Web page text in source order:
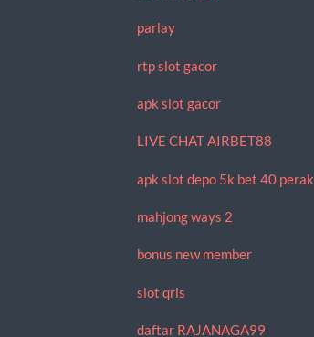
parlay
rtp slot gacor
apk slot gacor
LIVE CHAT AIRBET88
apk slot depo 5k bet 40 perak
mahjong ways 2
bonus new member
slot qris
daftar RAJANAGA99